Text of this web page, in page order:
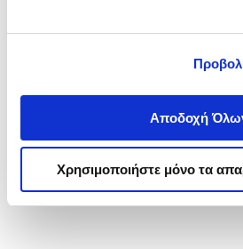
Αποδοχή
Χρησιμοποιήστε μόνο τα